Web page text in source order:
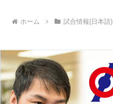
ホーム 試合情報(日本語)